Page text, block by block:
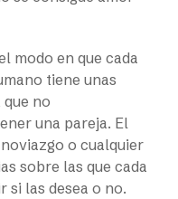
modo en que cada
tiene unas
no
una pareja. El
o cualquier
sobre las que cada
si las desea o no.